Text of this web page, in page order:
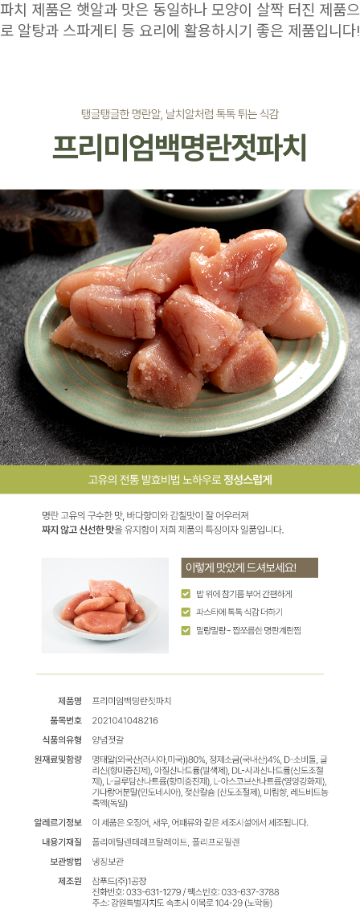
파치 제품은 햇알과 맛은 동일하나 모양이 살짝 터진 제품으
로 알탕과 스파게티 등 요리에 활용하시기 좋은 제품입니다!